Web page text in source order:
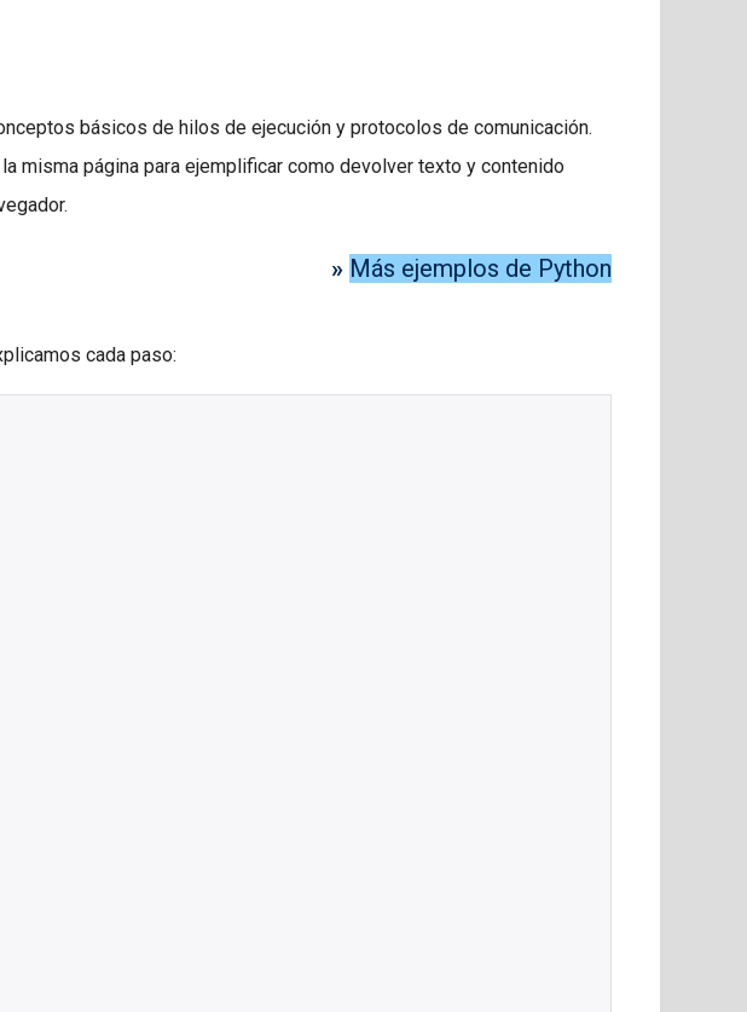
básicos de hilos de ejecución y protocolos de comunicación.
misma página para ejemplificar como devolver texto y contenido
» Más ejemplos de Python
cada paso: